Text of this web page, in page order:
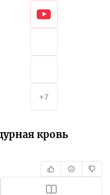
кровь
+7